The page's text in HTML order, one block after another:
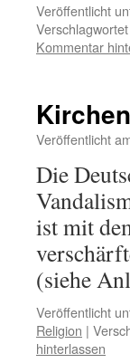
Veröffentlicht
Kommentar
Veröffentlicht
Die
ist mit
(siehe
Veröffentlicht
Religion |
hinterlassen